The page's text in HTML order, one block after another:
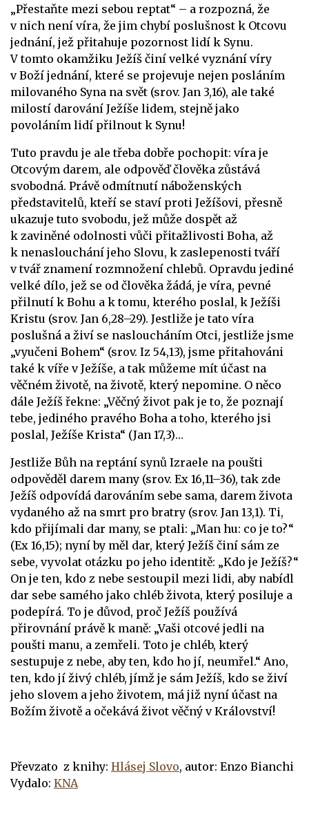
„Přestaňte mezi sebou reptat“ – a rozpozná, že
v nich není víra, že jim chybí poslušnost k Otcovu
jednání, jež přitahuje pozornost lidí k Synu.
V tomto okamžiku Ježíš činí velké vyznání víry
v Boží jednání, které se projevuje nejen posláním
milovaného Syna na svět (srov. Jan 3,16), ale také
milostí darování Ježíše lidem, stejně jako
povoláním lidí přilnout k Synu!
Tuto pravdu je ale třeba dobře pochopit: víra je
Otcovým darem, ale odpověď člověka zůstává
svobodná. Právě odmítnutí náboženských
představitelů, kteří se staví proti Ježíšovi, přesně
ukazuje tuto svobodu, jež může dospět až
k zaviněné odolnosti vůči přitažlivosti Boha, až
k nenaslouchání jeho Slovu, k zaslepenosti tváří
v tvář znamení rozmnožení chlebů. Opravdu jediné
velké dílo, jež se od člověka žádá, je víra, pevné
přilnutí k Bohu a k tomu, kterého poslal, k Ježíši
Kristu (srov. Jan 6,28–29). Jestliže je tato víra
poslušná a živí se nasloucháním Otci, jestliže jsme
„vyučeni Bohem“ (srov. Iz 54,13), jsme přitahováni
také k víře v Ježíše, a tak můžeme mít účast na
věčném životě, na životě, který nepomine. O něco
dále Ježíš řekne: „Věčný život pak je to, že poznají
tebe, jediného pravého Boha a toho, kterého jsi
poslal, Ježíše Krista“ (Jan 17,3)…
Jestliže Bůh na reptání synů Izraele na poušti
odpověděl darem many (srov. Ex 16,11–36), tak zde
Ježíš odpovídá darováním sebe sama, darem života
vydaného až na smrt pro bratry (srov. Jan 13,1). Ti,
kdo přijímali dar many, se ptali: „Man hu: co je to?“
(Ex 16,15); nyní by měl dar, který Ježíš činí sám ze
sebe, vyvolat otázku po jeho identitě: „Kdo je Ježíš?“
On je ten, kdo z nebe sestoupil mezi lidi, aby nabídl
dar sebe samého jako chléb života, který posiluje a
podepírá. To je důvod, proč Ježíš používá
přirovnání právě k maně: „Vaši otcové jedli na
poušti manu, a zemřeli. Toto je chléb, který
sestupuje z nebe, aby ten, kdo ho jí, neumřel.“ Ano,
ten, kdo jí živý chléb, jímž je sám Ježíš, kdo se živí
jeho slovem a jeho životem, má již nyní účast na
Božím životě a očekává život věčný v Království!
Převzato z knihy: Hlásej Slovo, autor: Enzo Bianchi
Vydalo: KNA